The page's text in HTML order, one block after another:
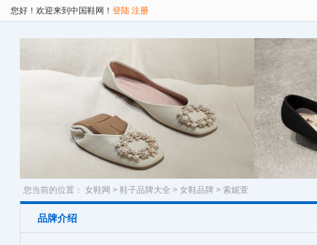
您好！欢迎来到中国鞋网！ 登陆 注册
您当前的位置： 女鞋网 > 鞋子品牌大全 > 女鞋品牌 > 索妮萱
品牌介绍